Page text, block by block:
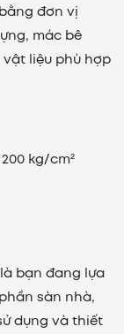
đơn vị
mác bê
liệu phù hợp
kg/cm²
bạn đang lựa
sàn nhà,
dụng và thiết